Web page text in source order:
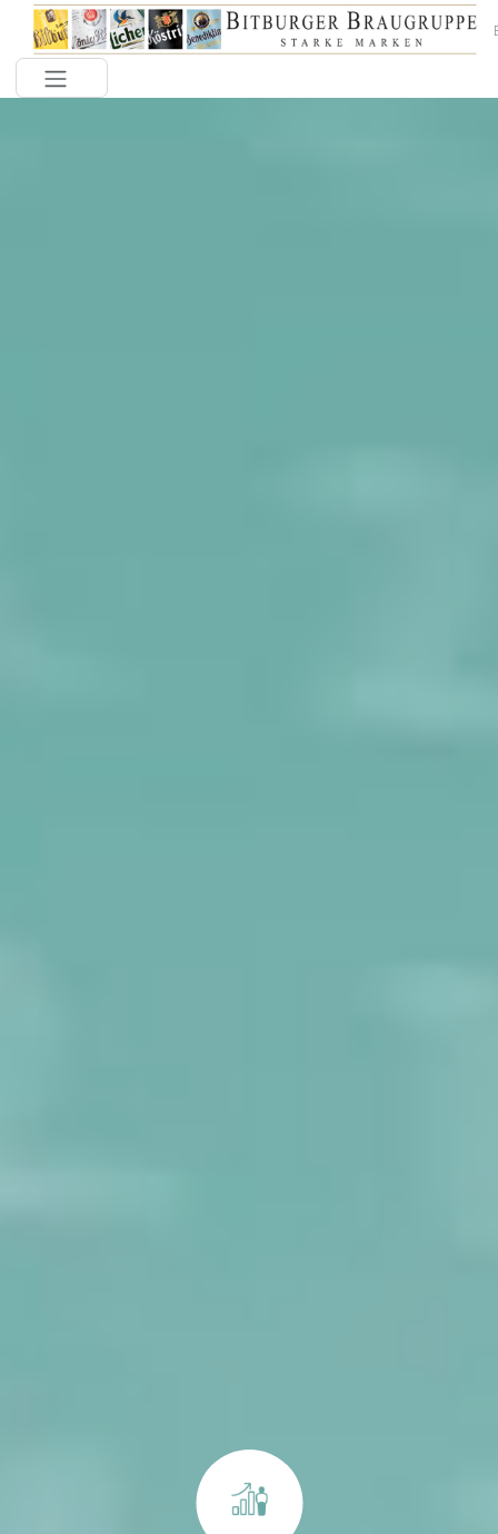
Toggle navigation